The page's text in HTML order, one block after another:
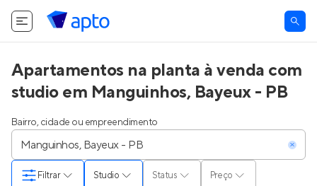
Apartamentos na planta à venda com
studio em Manguinhos, Bayeux - PB
Bairro, cidade ou empreendimento
Studio Status Preço
Filtrar